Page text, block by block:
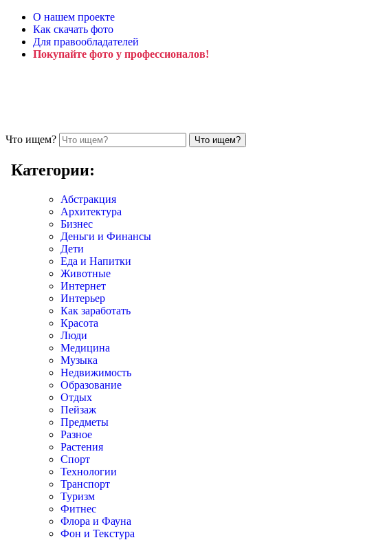
О нашем проекте
Как скачать фото
Для правообладателей
Покупайте фото у профессионалов!
Что ищем?
Категории:
Абстракция
Архитектура
Бизнес
Деньги и Финансы
Дети
Еда и Напитки
Животные
Интернет
Интерьер
Как заработать
Красота
Люди
Медицина
Музыка
Недвижимость
Образование
Отдых
Пейзаж
Предметы
Разное
Растения
Спорт
Технологии
Транспорт
Туризм
Фитнес
Флора и Фауна
Фон и Текстура